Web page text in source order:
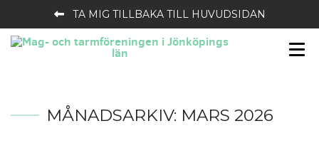
TA MIG TILLBAKA TILL HUVUDSIDAN
MÅNADSARKIV: MARS 2026